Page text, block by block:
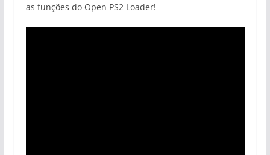
as funções do Open PS2 Loader!